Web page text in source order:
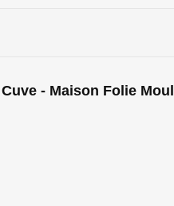
- Maison Folie